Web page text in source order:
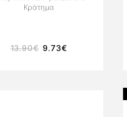
Κράτημα
13.90€ 9.73€